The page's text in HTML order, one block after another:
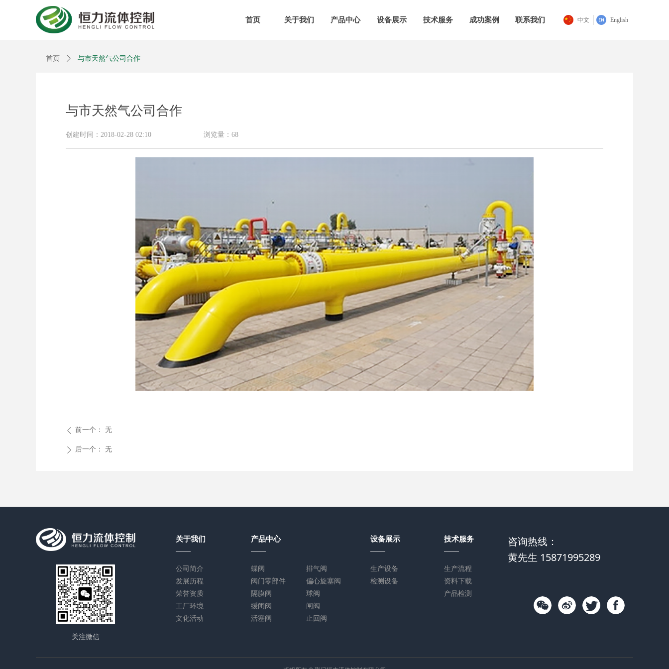
首页 关于我们 产品中心 设备展示 技术服务 成功案例 联系我们 中文 English
与市天然气公司合作
创建时间： 2018-02-28 02:10 浏览量： 68
ꄴ 前一个： 无
ꄲ 后一个： 无
首页 ꄲ 与市天然气公司合作
关注微信
咨询热线：
黄先生 15871995289
公司简介
发展历程
荣誉资质
工厂环境
文化活动
关于我们 产品中心 设备展示
生产设备
检测设备
技术服务
生产流程
资料下载
产品检测
排气阀
偏心旋塞阀
球阀
闸阀
止回阀
蝶阀
阀门零部件
隔膜阀
缓闭阀
活塞阀